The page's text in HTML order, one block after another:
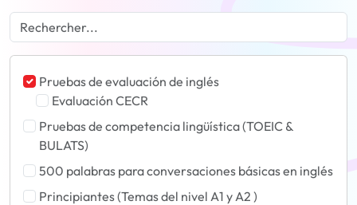
Pruebas de evaluación de inglés
Evaluación CECR
Pruebas de competencia lingüística (TOEIC &
BULATS)
500 palabras para conversaciones básicas en inglés
Principiantes (Temas del nivel A1 y A2 )